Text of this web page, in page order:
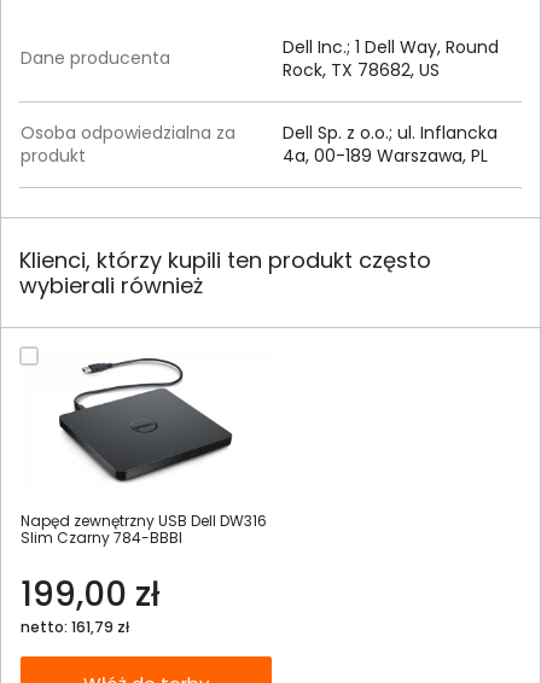
Dane producenta
Dell Inc.; 1 Dell Way, Round
Rock, TX 78682, US
Osoba odpowiedzialna za
produkt
Dell Sp. z o.o.; ul. Inflancka
4a, 00-189 Warszawa, PL
Klienci, którzy kupili ten produkt często
wybierali również
Napęd zewnętrzny USB Dell DW316
Slim Czarny 784-BBBI
199,00 zł
netto: 161,79 zł